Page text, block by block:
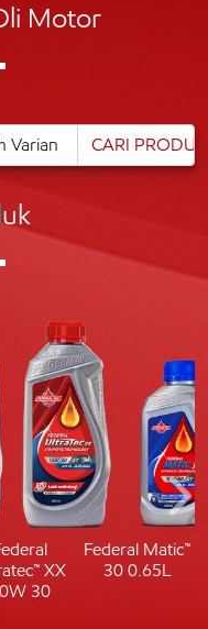
Motor
XX
30
Federal Matic™
30 0.65L